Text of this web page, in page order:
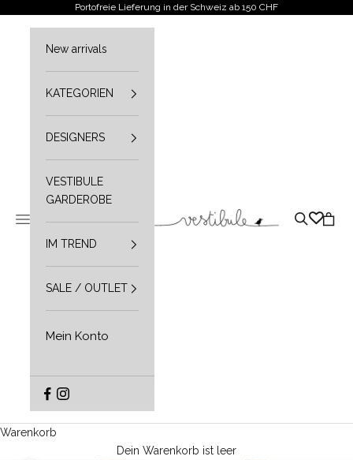
Zum Inhalt springenPortofreie Lieferung in der Schweiz ab 150 CHF
Vestibule
Navigationsmenü öffnen Suche
New arrivals
KATEGORIEN
DESIGNERS
VESTIBULE
GARDEROBE
IM TREND
SALE / OUTLET
Mein Konto
Warenkorb
Dein Warenkorb ist leer